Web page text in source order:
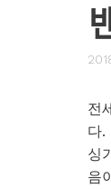
전
다.
싱
음